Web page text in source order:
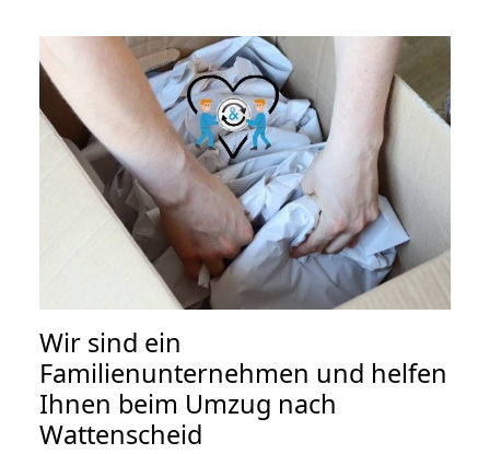
Wir sind ein
Familienunternehmen und helfen
Ihnen beim Umzug nach
Wattenscheid